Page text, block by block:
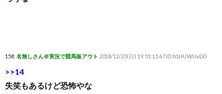
158: 名無しさん＠実況で競馬板アウト 2018/12/23(日) 19:51:15.67 ID:b1HUWUvD0
>>14
失笑もあるけど恐怖やな